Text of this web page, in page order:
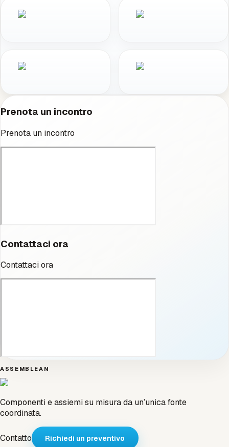
Prenota un incontro
Prenota un incontro
Contattaci ora
Contattaci ora
ASSEMBLEAN
Componenti e assiemi su misura da un’unica fonte
coordinata.
Contatto Richiedi un preventivo